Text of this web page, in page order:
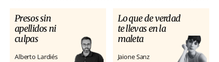
Presos sin
apellidos ni
culpas
Alberto Lardiés
Lo que de verdad
te llevas en la
maleta
Jaione Sanz